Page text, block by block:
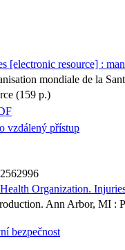
[electronic resource] :
mondiale de la
(159 p.)
vzdálený přístup
Organization.
Ann Arbor, MI :
bezpečnost